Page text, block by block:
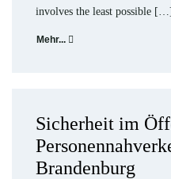
involves the least possible […]
Mehr...
Sicherheit im
Brandenburg